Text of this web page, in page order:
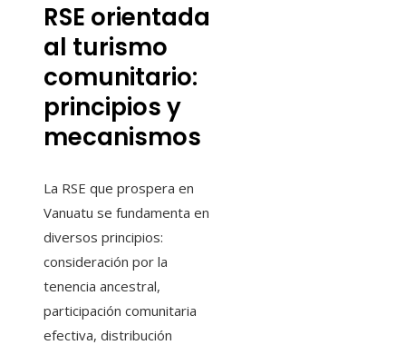
RSE orientada
al turismo
comunitario:
principios y
mecanismos
La RSE que prospera en
Vanuatu se fundamenta en
diversos principios:
consideración por la
tenencia ancestral,
participación comunitaria
efectiva, distribución